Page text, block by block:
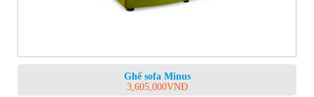
Ghế sofa Minus
3,605,000VNĐ